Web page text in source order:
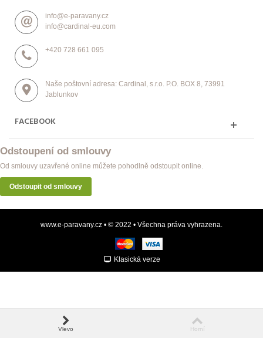
info@e-paravany.cz
info@cardinal-eu.com
+420 728 661 095
Naše poštovní adresa: Cardinal, s.r.o. P.O. BOX 8, 73991
Jablunkov
FACEBOOK
Odstoupení od smlouvy
Od smlouvy uzavřené online můžete pohodlně odstoupit online.
Odstoupit od smlouvy
www.e-paravany.cz • © 2022 • Všechna práva vyhrazena.
Klasická verze
Vlevo Horní